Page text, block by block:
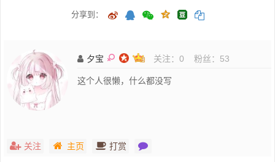
分享到：
夕宝 关注： 0 粉丝： 53
这个人很懒，什么都没写
关注 主页 打赏